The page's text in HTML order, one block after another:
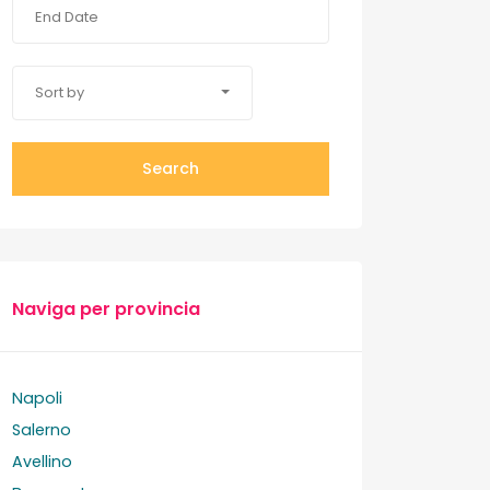
Sort by
Search
Naviga per provincia
Napoli
Salerno
Avellino